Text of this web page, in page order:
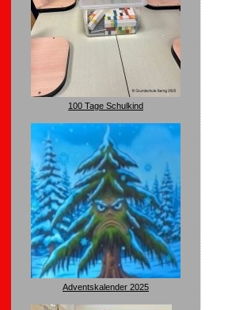
100 Tage Schulkind
Adventskalender 2025